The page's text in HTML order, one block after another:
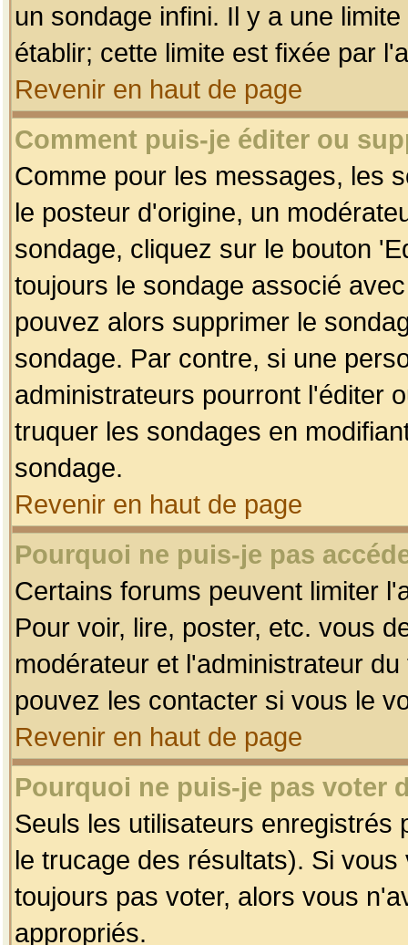
un sondage infini. Il y a une
établir; cette limite est fixée par
Revenir en haut de page
Comment puis-je éditer ou
Comme pour les messages, les
le posteur d'origine, un
sondage, cliquez sur le bouton
toujours le sondage associé
pouvez alors supprimer le
sondage. Par contre, si une
administrateurs pourront l'éditer
truquer les sondages en
sondage.
Revenir en haut de page
Pourquoi ne puis-je pas
Certains forums peuvent limiter
Pour voir, lire, poster, etc. vous
modérateur et l'administrateur
pouvez les contacter si vous le
Revenir en haut de page
Pourquoi ne puis-je pas voter
Seuls les utilisateurs enregistrés
le trucage des résultats). Si
toujours pas voter, alors vous
appropriés.